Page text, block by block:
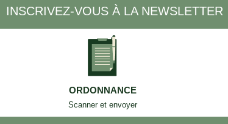
INSCRIVEZ-VOUS À LA NEWSLETTER
ORDONNANCE
Scanner et envoyer